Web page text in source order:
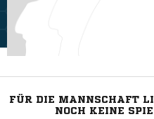
FÜR DIE MANNSCHAFT
NOCH KEINE